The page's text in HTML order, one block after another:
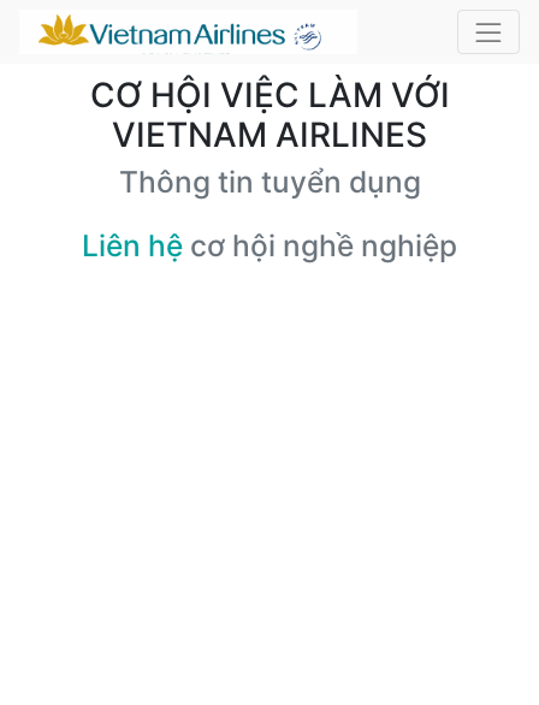
CƠ HỘI VIỆC LÀM VỚI
VIETNAM AIRLINES
Thông tin tuyển dụng
Liên hệ cơ hội nghề nghiệp